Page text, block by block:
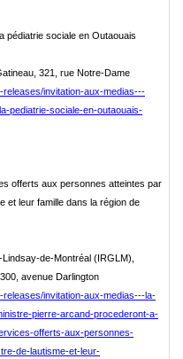
pédiatrie sociale en Outaouais
321, rue Notre-Dame
invitation-aux-medias---
pediatrie-sociale-en-outaouais-
offerts aux personnes atteintes par
et leur famille dans la région de
de-Montréal (IRGLM),
avenue Darlington
invitation-aux-medias---la-
pierre-arcand-procederont-a-
offerts-aux-personnes-
de-lautisme-et-leur-